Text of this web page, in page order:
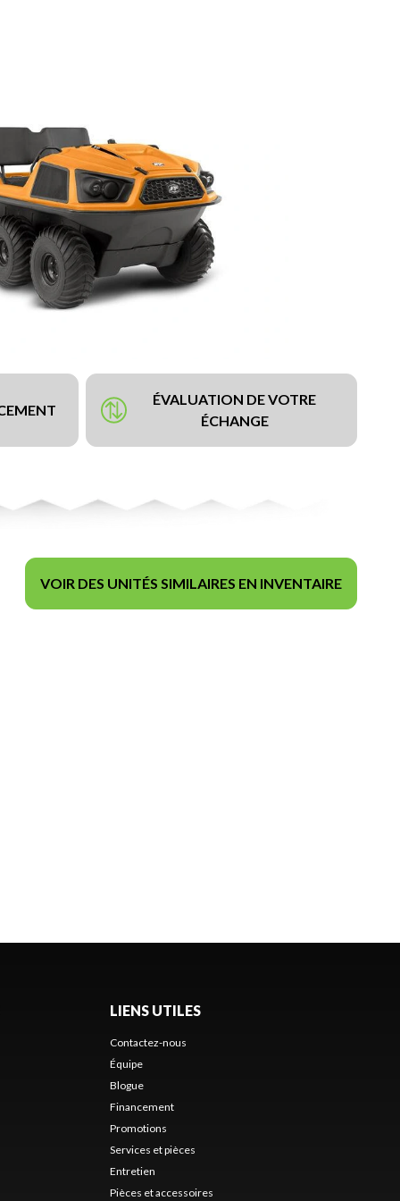
ÉVALUATION DE VOTRE
ÉCHANGE
VOIR DES UNITÉS SIMILAIRES EN INVENTAIRE
LIENS UTILES
Contactez-nous
Équipe
Blogue
Financement
Promotions
Services et pièces
Entretien
Pièces et accessoires